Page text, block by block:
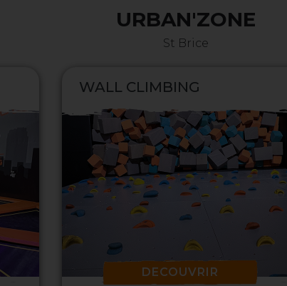
URBAN'ZONE
St Brice
WALL CLIMBING
DECOUVRIR